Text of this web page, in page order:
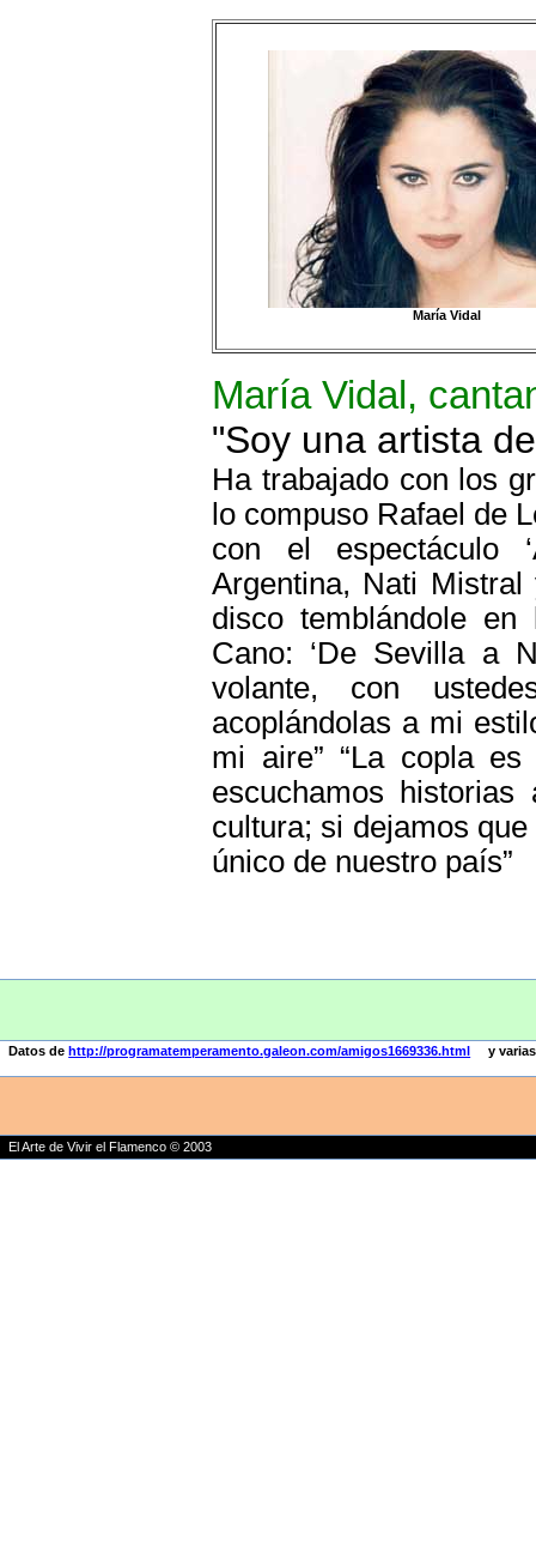
María Vidal
María Vidal,
"Soy una artista
Ha trabajado con los
lo compuso Rafael de
con el espectáculo
Argentina, Nati
disco temblándole
Cano: ‘De Sevilla a
volante, con
acoplándolas a mi
mi aire” “La copla
escuchamos historias
cultura; si dejamos
único de nuestro país”
Datos dehttp://programatemperamento.galeon.com/amigos1669336.html y varias
El Arte de Vivir el Flamenco © 2003